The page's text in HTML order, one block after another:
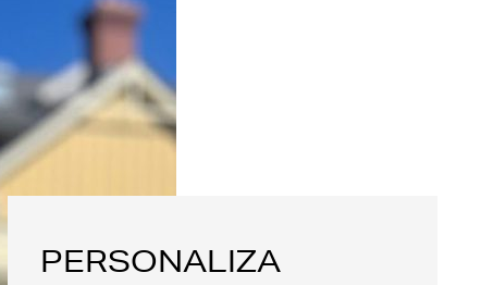
PERSONALIZA